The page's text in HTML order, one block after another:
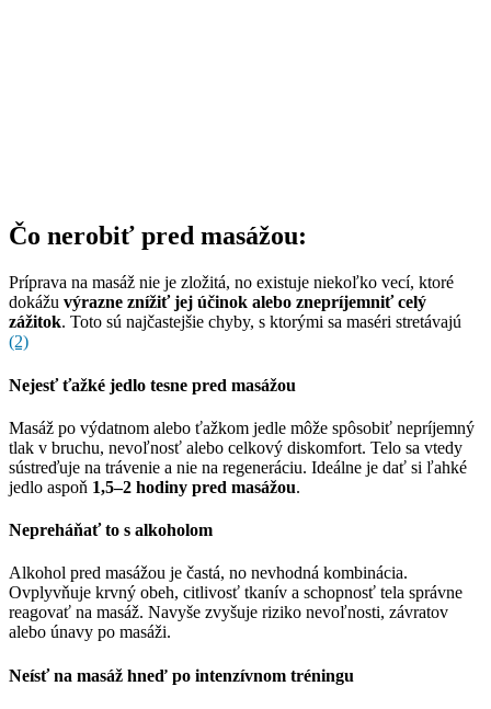
Čo nerobiť pred masážou:
Príprava na masáž nie je zložitá, no existuje niekoľko vecí, ktoré
dokážu výrazne znížiť jej účinok alebo znepríjemniť celý
zážitok. Toto sú najčastejšie chyby, s ktorými sa maséri stretávajú
(2)
Nejesť ťažké jedlo tesne pred masážou
Masáž po výdatnom alebo ťažkom jedle môže spôsobiť nepríjemný
tlak v bruchu, nevoľnosť alebo celkový diskomfort. Telo sa vtedy
sústreďuje na trávenie a nie na regeneráciu. Ideálne je dať si ľahké
jedlo aspoň 1,5–2 hodiny pred masážou.
Nepreháňať to s alkoholom
Alkohol pred masážou je častá, no nevhodná kombinácia.
Ovplyvňuje krvný obeh, citlivosť tkanív a schopnosť tela správne
reagovať na masáž. Navyše zvyšuje riziko nevoľnosti, závratov
alebo únavy po masáži.
Neísť na masáž hneď po intenzívnom tréningu